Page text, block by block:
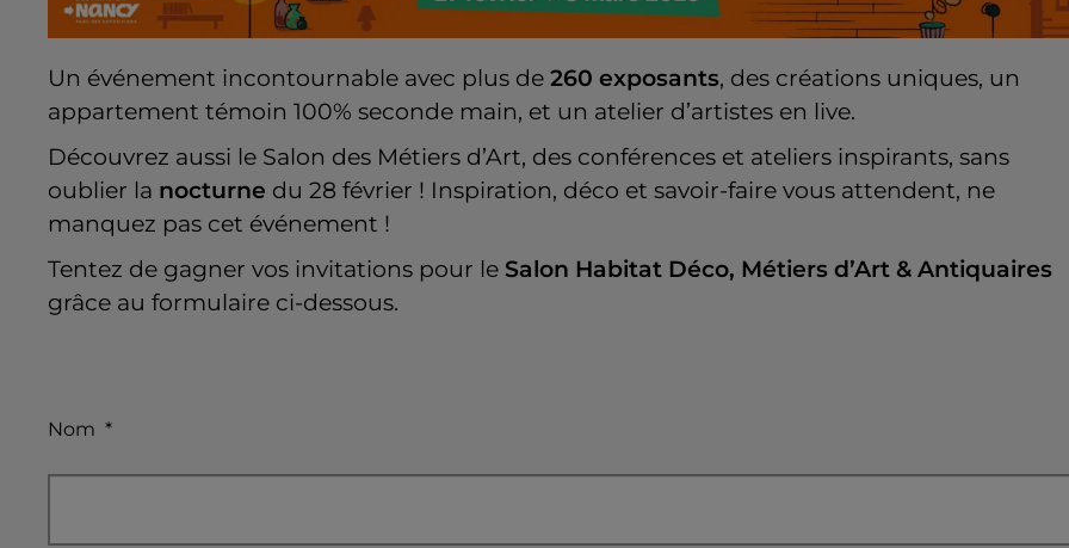
Un événement incontournable avec plus de 260 exposants, des créations uniques, un
appartement témoin 100% seconde main, et un atelier d’artistes en live.
Découvrez aussi le Salon des Métiers d’Art, des conférences et ateliers inspirants, sans
oublier la nocturne du 28 février ! Inspiration, déco et savoir-faire vous attendent, ne
manquez pas cet événement !
Tentez de gagner vos invitations pour le Salon Habitat Déco, Métiers d’Art & Antiquaires
grâce au formulaire ci-dessous.
Nom *